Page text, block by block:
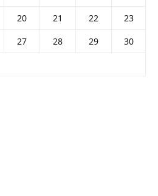
20 21 22
23
27 28 29
30